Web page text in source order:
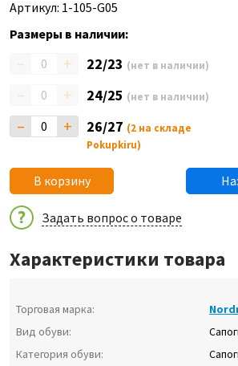
Артикул: 1-105-G05
Размеры в наличии:
– + 22/23 (нет в наличии)
– + 24/25 (нет в наличии)
– + 26/27 (2 на складе
Pokupkiru)
В корзину
Задать вопрос о товаре
Характеристики товара
Торговая марка:
Вид обуви:
Категория обуви: